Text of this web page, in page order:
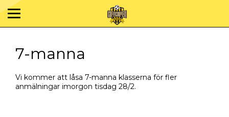
7-manna
Vi kommer att låsa 7-manna klasserna för fler
anmälningar imorgon tisdag 28/2.